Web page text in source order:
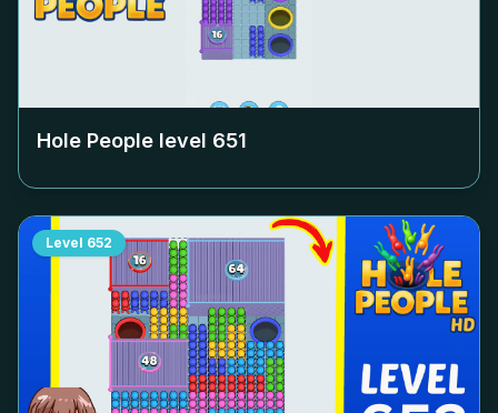
Hole People level 651
Level 652